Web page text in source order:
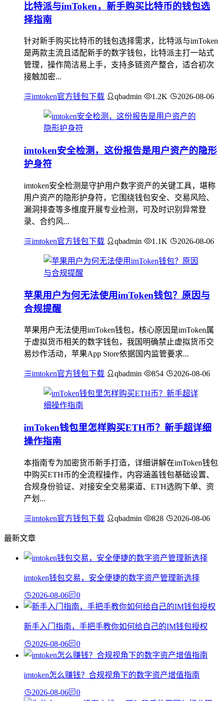
比特派与imToken，新手购买比特币的钱包选
择指南
针对新手购买比特币的钱包选择需求，比特派与imToken
是两款主流且适配新手的数字钱包，比特派主打一站式
管理，操作简洁易上手，支持多链资产整合，适合初次
接触加密...
imtoken官方钱包下载 qbadmin 1.2K 2026-08-06
imtoken安全检测，这份报告是用户资产的隐形
护身符
imtoken安全检测是守护用户数字资产的关键工具，堪称
用户资产的隐形护身符，它围绕钱包安全、交易风险、
漏洞排查等多维度开展专业检测，可及时识别异常登
录、合约风...
imtoken官方钱包下载 qbadmin 1.1K 2026-08-06
苹果用户为何无法使用imToken钱包？原因与
合规提醒
苹果用户无法使用imToken钱包，核心原因是imToken属
于虚拟货币相关的数字钱包，我国明确禁止虚拟货币交
易炒作活动，苹果App Store依据国内监管要求...
imtoken官方钱包下载 qbadmin 854 2026-08-06
imToken钱包里怎样购买ETH币？新手超详细
操作指南
本指南专为加密货币新手打造，详细讲解在imToken钱包
中购买ETH币的全流程操作，内容涵盖钱包基础设置、
合规身份验证、对接安全交易渠道、ETH选购下单、资
产划...
imtoken官方钱包下载 qbadmin 828 2026-08-06
最新文章
imtoken钱包交易，安全便捷的数字资产管理新选择
2026-08-06 0
新手入门指南，手把手教你如何给自己的IM钱包授权
2026-08-06 0
imtoken怎么赚钱？合规视角下的数字资产增值指南
2026-08-06 0